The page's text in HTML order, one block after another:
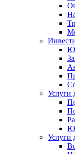
Услуги
Услуги